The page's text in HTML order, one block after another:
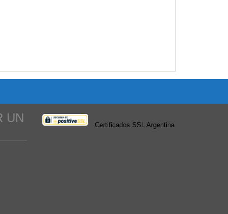
UN
Certificados SSL Argentina